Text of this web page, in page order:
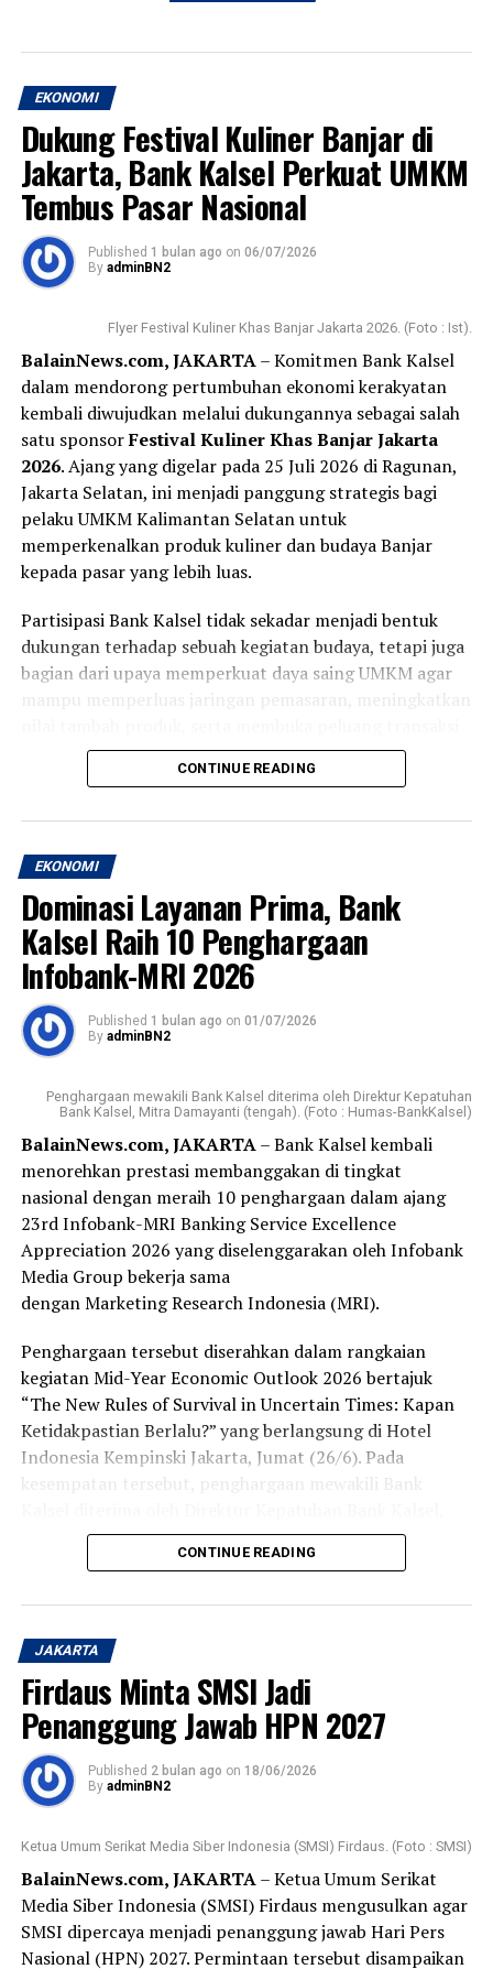
EKONOMI
Dukung Festival Kuliner Banjar di
Jakarta, Bank Kalsel Perkuat UMKM
Tembus Pasar Nasional
Published 1 bulan ago on 06/07/2026
By adminBN2
Flyer Festival Kuliner Khas Banjar Jakarta 2026. (Foto : Ist).
BalainNews.com, JAKARTA– Komitmen Bank Kalsel
dalam mendorong pertumbuhan ekonomi kerakyatan
kembali diwujudkan melalui dukungannya sebagai salah
satu sponsorFestival Kuliner Khas Banjar Jakarta
2026. Ajang yang digelar pada 25 Juli 2026 di Ragunan,
Jakarta Selatan, ini menjadi panggung strategis bagi
pelaku UMKM Kalimantan Selatan untuk
memperkenalkan produk kuliner dan budaya Banjar
kepada pasar yang lebih luas.
Partisipasi Bank Kalsel tidak sekadar menjadi bentuk
dukungan terhadap sebuah kegiatan budaya, tetapi juga
bagian dari upaya memperkuat daya saing UMKM agar
mampu memperluas jaringan pemasaran, meningkatkan
dan investasi baru. Dukungan terhadap UMKM
merupakan salah satu fokus Bank Kalsel dalam
Festival ini menghadirkan beragam kuliner khas Banjar,
seperti Soto Banjar, Ketupat Kandangan, Bingka, hingga
aneka wadai tradisional. Kehadiran berbagai produk
unggulan tersebut diharapkan mampu memperkuat
citra kuliner Banjar sebagai bagian dari ekonomi kreatif
yang memiliki potensi besar menembus pasar nasional.
Melalui kolaborasi antara dunia perbankan, komunitas,
dan pelaku usaha, Festival Kuliner Khas Banjar Jakarta
2026 diharapkan menjadi penggerak ekonomi berbasis
budaya. Selain melestarikan warisan kuliner daerah,
kegiatan ini juga membuka peluang peningkatan
pendapatan bagi UMKM sekaligus memperkuat posisi
produk lokal Kalimantan Selatan di tengah persaingan
pasar yang semakin kompetitif. [adv/riv]
Post Views: 81
WhatsApp 0 Facebook 0
Messenger 0 Twitter 0
CONTINUE READING
EKONOMI
Dominasi Layanan Prima, Bank
Kalsel Raih 10 Penghargaan
Infobank-MRI 2026
Published 1 bulan ago on 01/07/2026
By adminBN2
Penghargaan mewakili Bank Kalsel diterima oleh Direktur Kepatuhan
Bank Kalsel, Mitra Damayanti (tengah). (Foto : Humas-BankKalsel)
BalainNews.com, JAKARTA– Bank Kalsel kembali
menorehkan prestasi membanggakan di tingkat
nasional dengan meraih 10 penghargaan dalam ajang
23rd Infobank-MRI Banking Service Excellence
Appreciation 2026 yang diselenggarakan oleh Infobank
Media Group bekerja sama
dengan Marketing Research Indonesia (MRI).
Penghargaan tersebut diserahkan dalam rangkaian
kegiatan Mid-Year Economic Outlook 2026 bertajuk
“The New Rules of Survival in Uncertain Times: Kapan
Ketidakpastian Berlalu?” yang berlangsung di Hotel
Indonesia Kempinski Jakarta, Jumat (26/6). Pada
kesempatan tersebut, penghargaan mewakili Bank
Mitra Damayanti.
independen yang dilakukan oleh Marketing Research
Indonesia (MRI) terhadap kualitas pelayanan perbankan
melalui berbagai kanal layanan, baik layanan tatap muka
(walk-in channel) maupun layanan digital (digital
channel). Penilaian dilakukan secara komprehensif
terhadap pengalaman nasabah pada berbagai titik
interaksi layanan, mulai dari kantor cabang, ATM, call
center, website, email, live chat, SMS Banking, hingga
digital lainnya.
Pada ajang tersebut, Bank Kalsel berhasil meraih
penghargaan sebagai berikut:
CONTINUE READING
JAKARTA
Firdaus Minta SMSI Jadi
Penanggung Jawab HPN 2027
Published 2 bulan ago on 18/06/2026
By adminBN2
Ketua Umum Serikat Media Siber Indonesia (SMSI) Firdaus. (Foto : SMSI)
BalainNews.com, JAKARTA– Ketua Umum Serikat
Media Siber Indonesia (SMSI) Firdaus mengusulkan agar
SMSI dipercaya menjadi penanggung jawab Hari Pers
Nasional (HPN) 2027. Permintaan tersebut disampaikan